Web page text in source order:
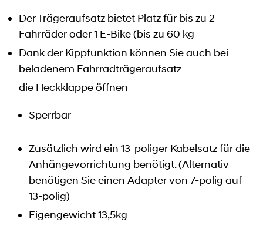
Der Trägeraufsatz bietet Platz für bis zu 2
Fahrräder oder 1 E-Bike (bis zu 60 kg
Dank der Kippfunktion können Sie auch bei
beladenem Fahrradträgeraufsatz
die Heckklappe öffnen
Sperrbar
Zusätzlich wird ein 13-poliger Kabelsatz für die
Anhängevorrichtung benötigt. (Alternativ
benötigen Sie einen Adapter von 7-polig auf
13-polig)
Eigengewicht 13,5kg